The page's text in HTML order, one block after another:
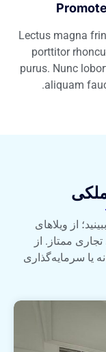
Lectus magna
porttitor
purus. Nunc
aliquam
از ویلاهای
ممتاز. از
یا سرمایه‌گذاری